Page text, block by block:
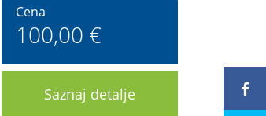
243
Cena
100,00 €
Saznaj detalje